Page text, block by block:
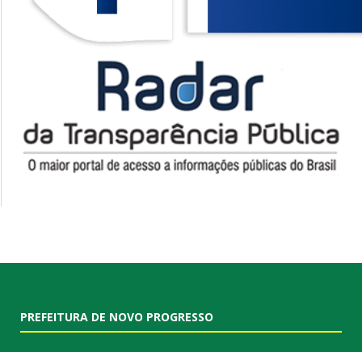
PREFEITURA DE NOVO PROGRESSO